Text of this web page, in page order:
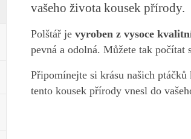
vašeho života kousek přírody.
Polštář je vyroben z vysoce
pevná a odolná. Můžete tak
Připomínejte si krásu našich
tento kousek přírody vnesl do